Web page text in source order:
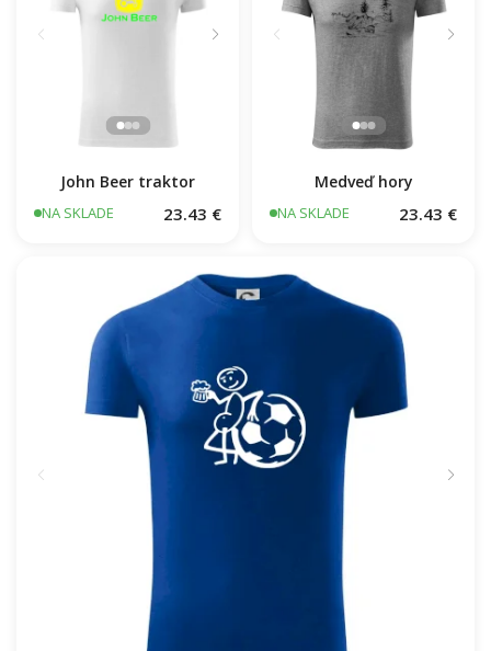
John Beer traktor
NA SKLADE 23.43 €
Medveď hory
NA SKLADE 23.43 €